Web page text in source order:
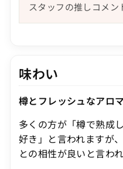
スタッフの推しコメン
味わい
樽とフレッシュなアロ
多くの方が「樽で熟成
好き」と言われますが
との相性が良いと言わ